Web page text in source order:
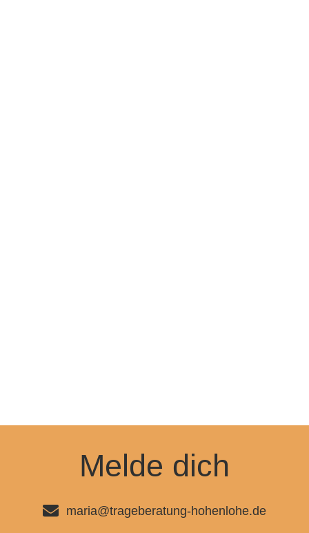
Melde dich
maria@trageberatung-hohenlohe.de